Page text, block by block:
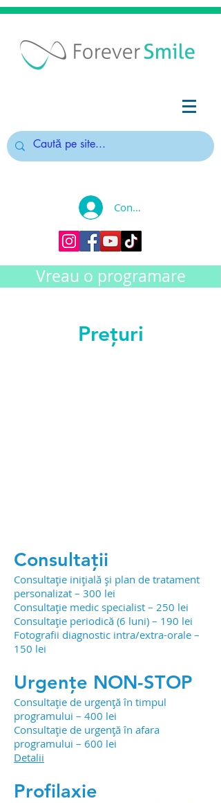
Conectează-te
Vreau o programare
Prețuri
Consultații
Consultație inițială și plan de tratament
personalizat – 300 lei
Consultație medic specialist – 250 lei
Consultație periodică (6 luni) – 190 lei
Fotografii diagnostic intra/extra-orale –
150 lei
Urgențe NON-STOP
Consultație de urgență în timpul
programului – 400 lei
Consultație de urgență în afara
programului – 600 lei
Detalii
Profilaxie